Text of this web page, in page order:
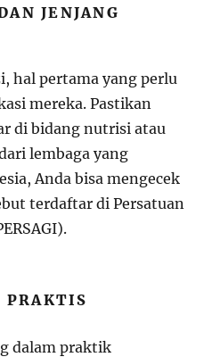
JENJANG
hal pertama yang perlu
mereka. Pastikan
di bidang nutrisi atau
lembaga yang
Anda bisa mengecek
terdaftar di Persatuan
PRAKTIS
dalam praktik